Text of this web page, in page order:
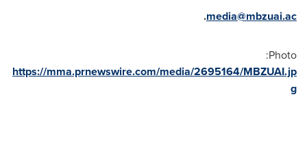
media@mbzuai.ac
.
Photo:
https://mma.prnewswire.com/media/2695164/MBZUAI.jp
g